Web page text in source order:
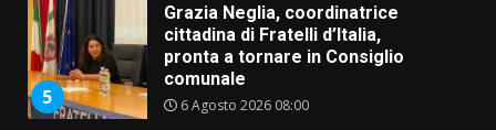
5
Grazia Neglia, coordinatrice
cittadina di Fratelli d’Italia,
pronta a tornare in Consiglio
comunale
6 Agosto 2026 08:00